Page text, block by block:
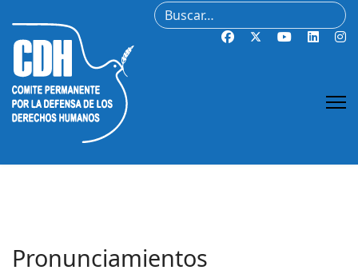
Buscar
Pronunciamientos